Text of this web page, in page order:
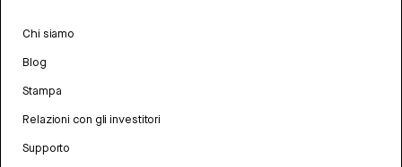
Chi siamo
Blog
Stampa
Relazioni con gli investitori
Supporto